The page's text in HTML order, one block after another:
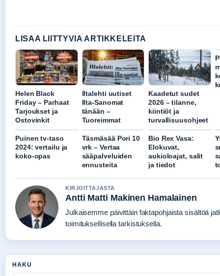
LISAA LIITTYVIA ARTIKKELEITA
Helen Black
Friday – Parhaat
Tarjoukset ja
Ostovinkit
Iltalehti uutiset
Ilta-Sanomat
tänään –
Tuoreimmat
Kaadetut sudet
2026 – tilanne,
kiintiöt ja
turvallisuusohjeet
Puinen tv-taso
2024: vertailu ja
koko-opas
Täsmäsää Pori 10
vrk – Vertaa
sääpalveluiden
ennusteita
Bio Rex Vasa:
Elokuvat,
aukioloajat, salit
ja tiedot
KIRJOITTAJASTA
Antti Matti Makinen Hamalainen
Julkaisemme päivittäin faktapohjaista sisältöä
toimituksellisella tarkistuksella.
HAKU